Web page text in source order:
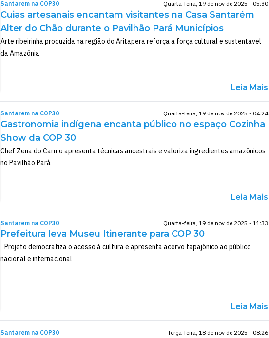
Santarem na COP30 Quarta-feira, 19 de nov de 2025 - 05:30
Cuias artesanais encantam visitantes na Casa Santarém
Alter do Chão durante o Pavilhão Pará Municípios
Arte ribeirinha produzida na região do Aritapera reforça a força cultural e sustentável
da Amazônia
Leia Mais
Santarem na COP30 Quarta-feira, 19 de nov de 2025 - 04:24
Gastronomia indígena encanta público no espaço Cozinha
Show da COP 30
Chef Zena do Carmo apresenta técnicas ancestrais e valoriza ingredientes amazônicos
no Pavilhão Pará
Leia Mais
Santarem na COP30 Quarta-feira, 19 de nov de 2025 - 11:33
Prefeitura leva Museu Itinerante para COP 30
Projeto democratiza o acesso à cultura e apresenta acervo tapajônico ao público
nacional e internacional
Leia Mais
Santarem na COP30 Terça-feira, 18 de nov de 2025 - 08:26